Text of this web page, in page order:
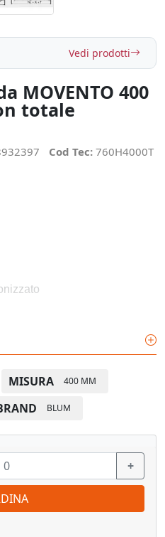
Vedi prodotti
MOVENTO 400
totale
Cod Tec: 760H4000T
MISURA 400 MM
BLUM
+